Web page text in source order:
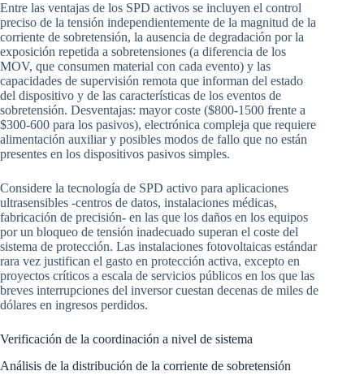
Entre las ventajas de los SPD activos se incluyen el control
preciso de la tensión independientemente de la magnitud de la
corriente de sobretensión, la ausencia de degradación por la
exposición repetida a sobretensiones (a diferencia de los
MOV, que consumen material con cada evento) y las
capacidades de supervisión remota que informan del estado
del dispositivo y de las características de los eventos de
sobretensión. Desventajas: mayor coste ($800-1500 frente a
$300-600 para los pasivos), electrónica compleja que requiere
alimentación auxiliar y posibles modos de fallo que no están
presentes en los dispositivos pasivos simples.
Considere la tecnología de SPD activo para aplicaciones
ultrasensibles -centros de datos, instalaciones médicas,
fabricación de precisión- en las que los daños en los equipos
por un bloqueo de tensión inadecuado superan el coste del
sistema de protección. Las instalaciones fotovoltaicas estándar
rara vez justifican el gasto en protección activa, excepto en
proyectos críticos a escala de servicios públicos en los que las
breves interrupciones del inversor cuestan decenas de miles de
dólares en ingresos perdidos.
Verificación de la coordinación a nivel de sistema
Análisis de la distribución de la corriente de sobretensión